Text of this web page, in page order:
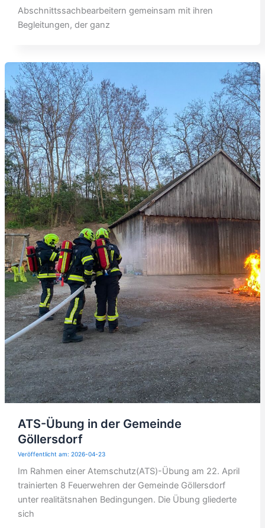
Abschnittssachbearbeitern gemeinsam mit ihren
Begleitungen, der ganz
ATS-Übung in der Gemeinde
Göllersdorf
2026-04-23
Im Rahmen einer Atemschutz(ATS)-Übung am 22. April
trainierten 8 Feuerwehren der Gemeinde Göllersdorf
unter realitätsnahen Bedingungen. Die Übung gliederte
sich